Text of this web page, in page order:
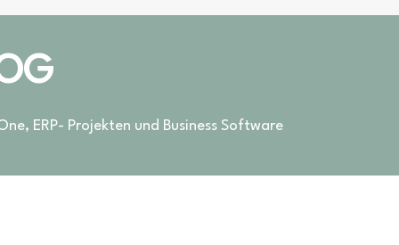
ERP- Projekten und Business Software